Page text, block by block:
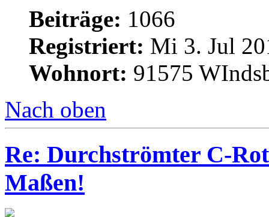
Beiträge: 1066
Registriert: Mi 3. Jul
Wohnort: 91575
Nach oben
Re: Durchströmter C-
Maßen!